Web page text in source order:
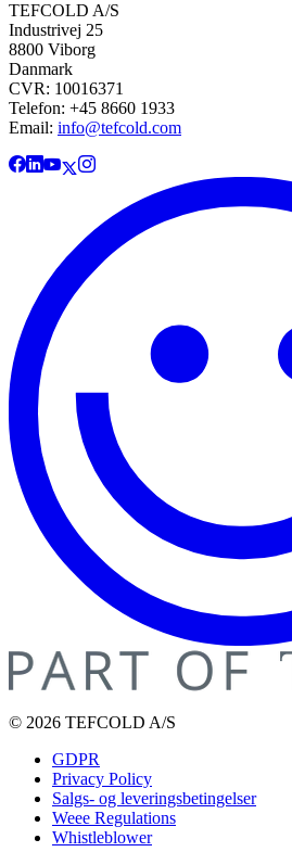
TEFCOLD A/S
Industrivej 25
8800 Viborg
Danmark
CVR: 10016371
Telefon: +45 8660 1933
Email: info@tefcold.com
© 2026 TEFCOLD A/S
GDPR
Privacy Policy
Salgs- og leveringsbetingelser
Weee Regulations
Whistleblower